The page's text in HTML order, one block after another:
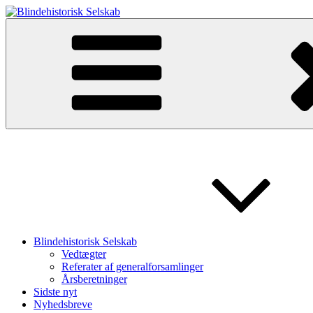
Videre
til
Blindehistorisk Selskab
Velkommen til Blindehistorisk Selskab.
Blindehistorisk Selskab
Vedtægter
Referater af generalforsamlinger
Årsberetninger
Sidste nyt
Nyhedsbreve